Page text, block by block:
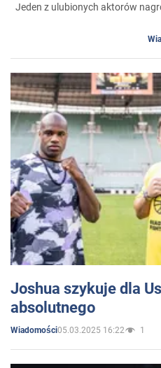
Jeden z ulubionych aktorów
Joshua szykuje dla
absolutnego
Wiadomości05.03.2025 16:22 1